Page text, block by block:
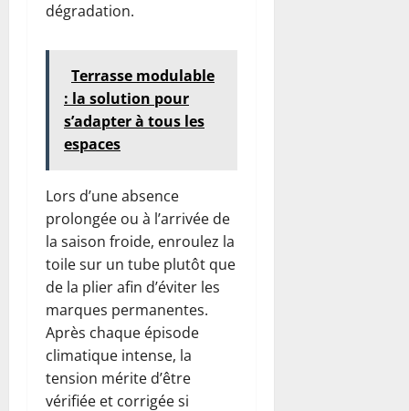
dégradation.
Terrasse modulable
: la solution pour
s’adapter à tous les
espaces
Lors d’une absence
prolongée ou à l’arrivée de
la saison froide, enroulez la
toile sur un tube plutôt que
de la plier afin d’éviter les
marques permanentes.
Après chaque épisode
climatique intense, la
tension mérite d’être
vérifiée et corrigée si